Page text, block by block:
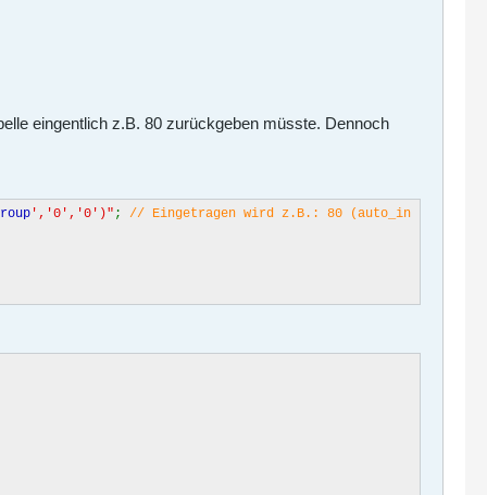
eingentlich z.B. 80 zurückgeben müsste. Dennoch
','0','0')" ; // Eingetragen wird z.B.: 80 (auto_in